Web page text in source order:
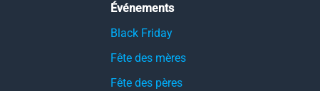
Événements
Black Friday
Fête des mères
Fête des pères